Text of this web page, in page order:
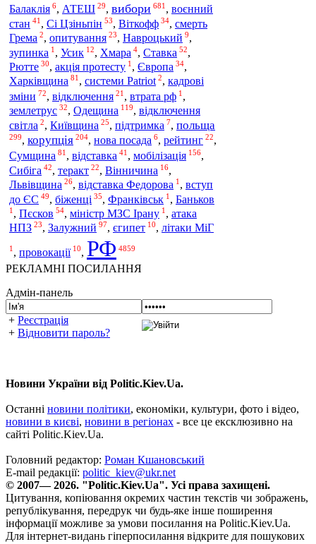
Балаклія 6, АТЕШ 29, вибори 681 , воєнний
стан 41 , Сі Цзіньпін 53, Віткофф 34, смерть
Грема 2, опитування 23, Навроцький 9,
зупинка 1 , Усик 12, Хмара 4, Ставка 52,
Рютте 30, акція протесту 1 , Європа 34,
Харківщина 81 , системи Patriot 2, кадрові
зміни 72, відключення 21 , втрата рф 1 ,
землетрус 32, Одещина 119, відключення
світла 2, Київщина 25, підтримка 7, польща
299, корупція 204, нова посада 6, рейтинг 22,
Сумщина 81 , відставка 41 , мобілізація 156,
Сибіга 42, теракт 22, Вінничина 16,
Львівщина 26, відставка Федорова 1, вступ
до ЄС 49, біженці 35, Франківськ 1 , Баньков
1 , Пєсков 54, міністр МЗС Ірану 1 , атака
НПЗ 23, Залужний 97, єгипет 10, літаки МіГ
1, провокації 10, РФ 4859
РЕКЛАМНІ ПОСИЛАННЯ
Адмін-панель
+ Реєстрація
+ Відновити пароль?
Новини України від Politic.Kiev.Ua.
Останні новини політики, економіки, культури, фото і відео,
новини в києві, новини в регіонах - все це ексклюзивно на
сайті Politic.Kiev.Ua.
Головний редактор: Роман Кшановський
E-mail редакції: politic_kiev@ukr.net
© 2007— 2026. "Politic.Kiev.Ua". Усі права захищені.
Цитування, копіювання окремих частин текстів чи зображень,
републікування, передрук чи будь-яке інше поширення
інформації можливе за умови посилання на Politic.Kiev.Ua.
Для інтернет-видань гіперпосилання відкрите для пошукових